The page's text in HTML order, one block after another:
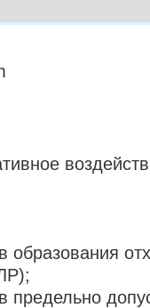
образования
предельно